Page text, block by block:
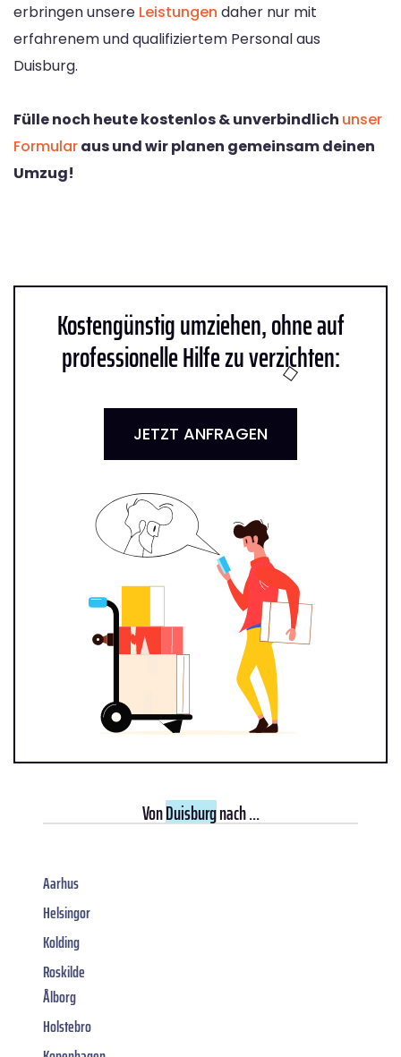
erbringen unsere Leistungen daher nur mit
erfahrenem und qualifiziertem Personal aus
Duisburg.
Fülle noch heute kostenlos & unverbindlich unser
Formularaus und wir planen gemeinsam deinen
Umzug!
Kostengünstig umziehen, ohne auf
professionelle Hilfe zu verzichten:
JETZT ANFRAGEN
VonDuisburgnach ...
Aarhus
Helsingor
Kolding
Roskilde
Ålborg
Holstebro